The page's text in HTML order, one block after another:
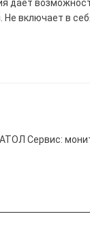
дает
Не включает в
Сервис: